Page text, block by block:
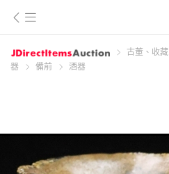
古董、收藏
器
備前 酒器